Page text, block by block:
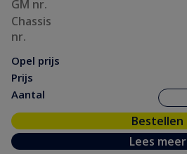
GM nr.
Chassis
nr.
Opel prijs
Prijs
Aantal
Bestellen
Lees meer